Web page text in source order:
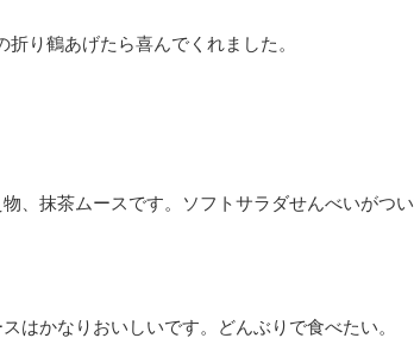
り鶴あげたら喜んでくれました。
、抹茶ムースです。ソフトサラダせんべいがつ
はかなりおいしいです。どんぶりで食べたい。